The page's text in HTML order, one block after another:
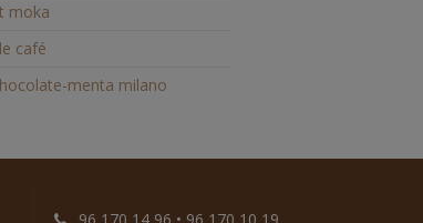
moka
café
menta milano